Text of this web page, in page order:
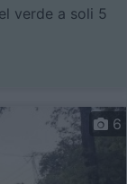
verde a soli 5
6